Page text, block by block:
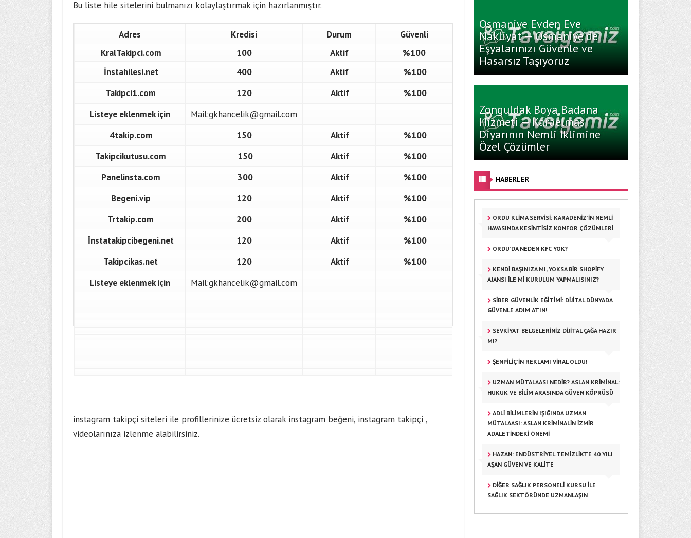
Bu liste hile sitelerini bulmanızı kolaylaştırmak için hazırlanmıştır.
Adres Kredisi Durum
Güvenli
KralTakipci.com
100 Aktif
%100
İnstahilesi.net
400 Aktif
%100
Takipci1.com
120 Aktif
%100
Listeye eklenmek için
Mail:gkhancelik@gmail.com
4takip.com
150 Aktif
%100
Takipcikutusu.com
150 Aktif
%100
Panelinsta.com
300 Aktif
%100
Begeni.vip
120 Aktif
%100
Trtakip.com
200 Aktif
%100
İnstatakipcibegeni.net
120 Aktif
%100
Takipcikas.net
120 Aktif
%100
Listeye eklenmek için
Mail:gkhancelik@gmail.com
instagram takipçi siteleri ile profillerinize ücretsiz olarak instagram beğeni, instagram takipçi ,
videolarınıza izlenme alabilirsiniz.
Osmaniye Evden Eve
Nakliyat — Osmaniye’de
Eşyalarınızı Güvenle ve
Hasarsız Taşıyoruz
Zonguldak Boya Badana
Hizmeti — Karaelmas
Diyarının Nemli İklimine
Özel Çözümler
HABERLER
ORDU KLIMA SERVISI: KARADENIZ’IN NEMLI
HAVASINDA KESINTISIZ KONFOR ÇÖZÜMLERI
ORDU’DA NEDEN KFC YOK?
KENDI BAŞINIZA MI, YOKSA BIR SHOPIFY
AJANSI ILE MI KURULUM YAPMALISINIZ?
SIBER GÜVENLIK EĞITIMI: DIJITAL DÜNYADA
GÜVENLE ADIM ATIN!
SEVKIYAT BELGELERINIZ DIJITAL ÇAĞA HAZIR
MI?
ŞENPILIÇ’IN REKLAMI VIRAL OLDU!
UZMAN MÜTALAASI NEDIR? ASLAN KRIMINAL:
HUKUK VE BILIM ARASINDA GÜVEN KÖPRÜSÜ
ADLI BILIMLERIN IŞIĞINDA UZMAN
MÜTALAASI: ASLAN KRIMINALIN İZMIR
ADALETINDEKI ÖNEMI
HAZAN: ENDÜSTRIYEL TEMIZLIKTE 40 YILI
AŞAN GÜVEN VE KALITE
DIĞER SAĞLIK PERSONELI KURSU ILE
SAĞLIK SEKTÖRÜNDE UZMANLAŞIN